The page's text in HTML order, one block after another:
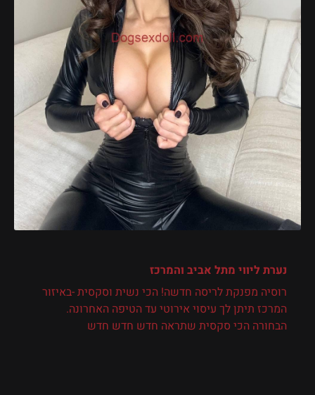
נערת ליווי מתל אביב והמרכז
רוסיה מפנקת לריסה חדשה! הכי נשית וסקסית -באיזור
המרכז תיתן לך עיסוי אירוטי עד הטיפה האחרונה.
הבחורה הכי סקסית שתראה חדש חדש חדש